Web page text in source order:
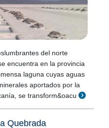
del norte
encuentra en la provincia
laguna cuyas aguas
aportados por la
se transform&oacu
Quebrada